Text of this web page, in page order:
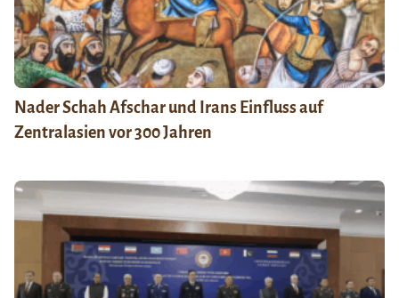
Nader Schah Afschar und Irans Einfluss auf
Zentralasien vor 300 Jahren